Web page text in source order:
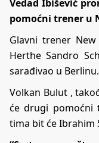
Vedad Ibišević
pomoćni trener u
Glavni trener
Herthe Sandro
sarađivao u Berlinu.
Volkan Bulut ,
će drugi pomoćni
tima bit će Ibrahim